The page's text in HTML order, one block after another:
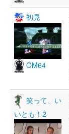
初見
OM64
笑って、い
いとも！2